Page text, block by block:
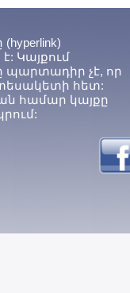
Կայքում
չէ, որ
հետ:
համար կայքը